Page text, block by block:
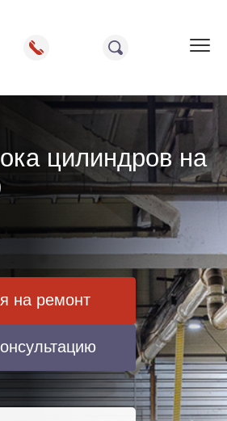
цилиндров на
на ремонт